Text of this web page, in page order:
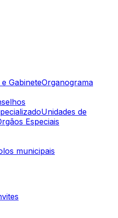
GabineteOrganograma
Unidades de
Especiais
municipais